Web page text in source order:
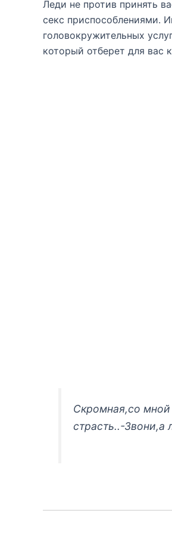
Леди не против принять
секс приспособлениями.
головокружительных
который отберет для вас
Скромная,со мной
страсть..-Звони,а